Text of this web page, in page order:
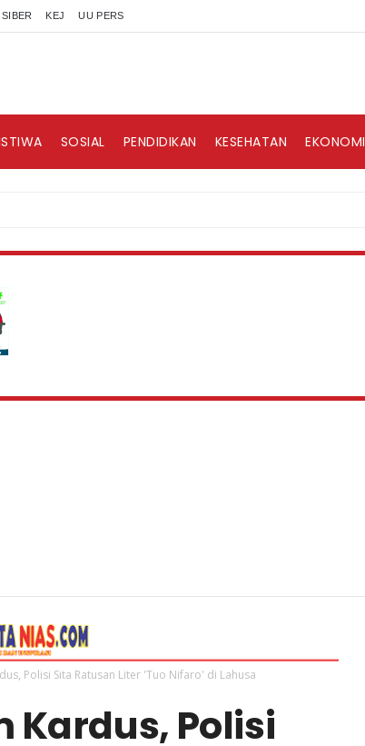
KEJ UU PERS
SOSIAL PENDIDIKAN KESEHATAN EKONOMI
Polisi Sita Ratusan Liter 'Tuo Nifaro' di Lahusa
Kardus, Polisi